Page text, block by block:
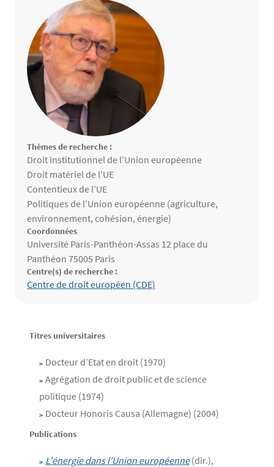
Thèmes de recherche :
Thèmes de recherche
Droit institutionnel de l’Union européenne
Droit matériel de l’UE
Contentieux de l’UE
Politiques de l’Union européenne (agriculture,
environnement, cohésion, énergie)
Coordonnées
Université Paris-Panthéon-Assas 12 place du
Panthéon 75005 Paris
Centre(s) de recherche :
Structure(s) de rattachement
Centre de droit européen (CDE)
Contenu
Texte
Titres universitaires
Docteur d’Etat en droit (1970)
Agrégation de droit public et de science
politique (1974)
Docteur Honoris Causa (Allemagne) (2004)
Publications
L'énergie dans l'Union européenne(dir.),